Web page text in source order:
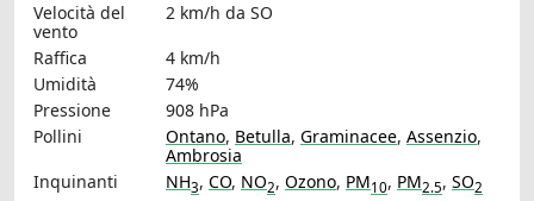
Velocità del
vento
2 km/h da SO
Raffica
4 km/h
Umidità
74%
Pressione
908 hPa
Pollini
Ontano, Betulla, Graminacee, Assenzio,
Ambrosia
Inquinanti
NH3, CO, NO2, Ozono, PM10, PM2.5, SO2